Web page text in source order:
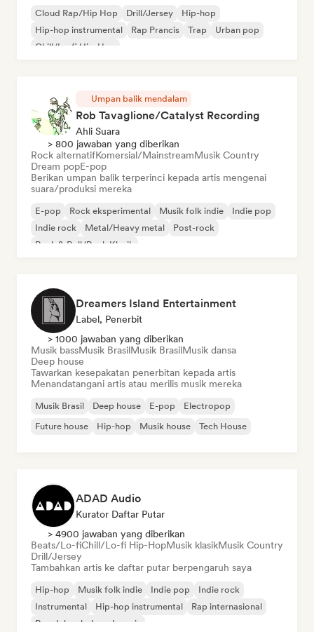
Cloud Rap/Hip Hop Drill/Jersey
Hip-hop
Hip-hop instrumental
Rap Prancis Trap
Urban pop
Chill/Lo-fi Hip-Hop
Umpan balik mendalam
Rob Tavaglione/Catalyst Recording
Ahli Suara
> 800 jawaban yang diberikan
Rock alternatifKomersial/MainstreamMusik Country
Dream popE-pop
Berikan umpan balik terperinci kepada artis mengenai
suara/produksi mereka
E-pop Rock eksperimental Musik folk indie
Indie pop
Indie rock
Metal/Heavy metal
Post-rock
Rock & Roll/Rock Klasik
Dreamers Island Entertainment
Label, Penerbit
> 1000 jawaban yang diberikan
Musik bassMusik BrasilMusik BrasilMusik dansa
Deep house
Tawarkan kesepakatan penerbitan kepada artis
Menandatangani artis atau merilis musik mereka
Musik Brasil Deep house E-pop
Electropop
Future house
Hip-hop Musik house Tech House
ADAD Audio
Kurator Daftar Putar
> 4900 jawaban yang diberikan
Beats/Lo-fiChill/Lo-fi Hip-HopMusik klasikMusik Country
Drill/Jersey
Tambahkan artis ke daftar putar berpengaruh saya
Hip-hop Musik folk indie Indie pop
Indie rock
Instrumental
Hip-hop instrumental
Rap internasional
Rap dalam bahasa Inggris